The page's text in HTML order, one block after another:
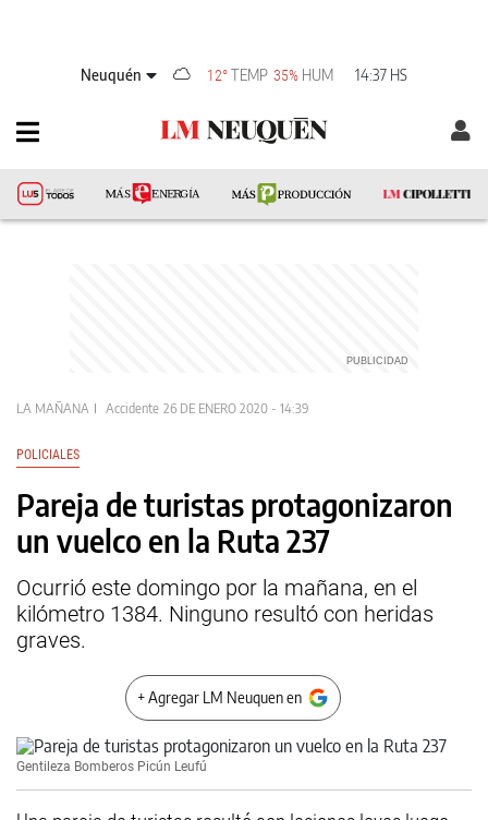
Neuquén 12°TEMP 35% HUM 14:37 HS
LA MAÑANA Accidente 26 DE ENERO 2020 - 14:39
POLICIALES
Pareja de turistas protagonizaron
un vuelco en la Ruta 237
Ocurrió este domingo por la mañana, en el
kilómetro 1384. Ninguno resultó con heridas
graves.
+ Agregar LM Neuquen en
Gentileza Bomberos Picún Leufú